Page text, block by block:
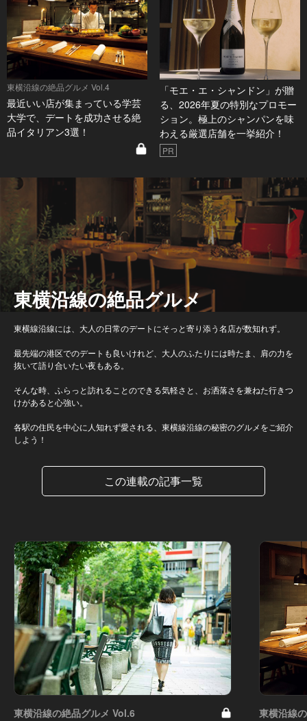
東横沿線の絶品グルメ Vol.4
最近いい店が集まっている学芸
大学で、デートを成功させる絶
品イタリアン3選！
「モエ・エ・シャンドン」が贈
る、2026年夏の特別なプロモー
ション。極上のシャンパンを味
わえる厳選店舗を一挙紹介！
PR
東横沿線の絶品グルメ
東横線沿線には、大人の日常のデートにそっと寄り添う名店が数知れず。
最先端の港区でのデートも良いけれど、大人のふたりには時たま、肩の力を
抜いて語り合いたい夜もある。
そんな時、ふらっと訪れることのできる気軽さと、お洒落さを兼ねた行きつ
けがあると心強い。
各駅の住民を中心に人知れず愛される、東横線沿線の秘密のグルメをご紹介
しよう！
この連載の記事一覧
東横沿線の絶品グルメ Vol.6 東横沿線